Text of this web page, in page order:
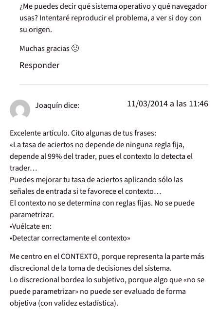
¿Me puedes decir qué sistema operativo y qué navegador
usas? Intentaré reproducir el problema, a ver si doy con
su origen.
Muchas gracias 🙂
Responder
Joaquíndice: 11/03/2014 a las 11:46
Excelente artículo. Cito algunas de tus frases:
«La tasa de aciertos no depende de ninguna regla fija,
depende al 99% del trader, pues el contexto lo detecta el
trader…
Puedes mejorar tu tasa de aciertos aplicando sólo las
señales de entrada si te favorece el contexto…
El contexto no se determina con reglas fijas. No se puede
parametrizar.
•Vuélcate en:
•Detectar correctamente el contexto»
Me centro en el CONTEXTO, porque representa la parte más
discrecional de la toma de decisiones del sistema.
Lo discrecional bordea lo subjetivo, porque algo que «no se
puede parametrizar» no puede ser evaluado de forma
objetiva (con validez estadística).